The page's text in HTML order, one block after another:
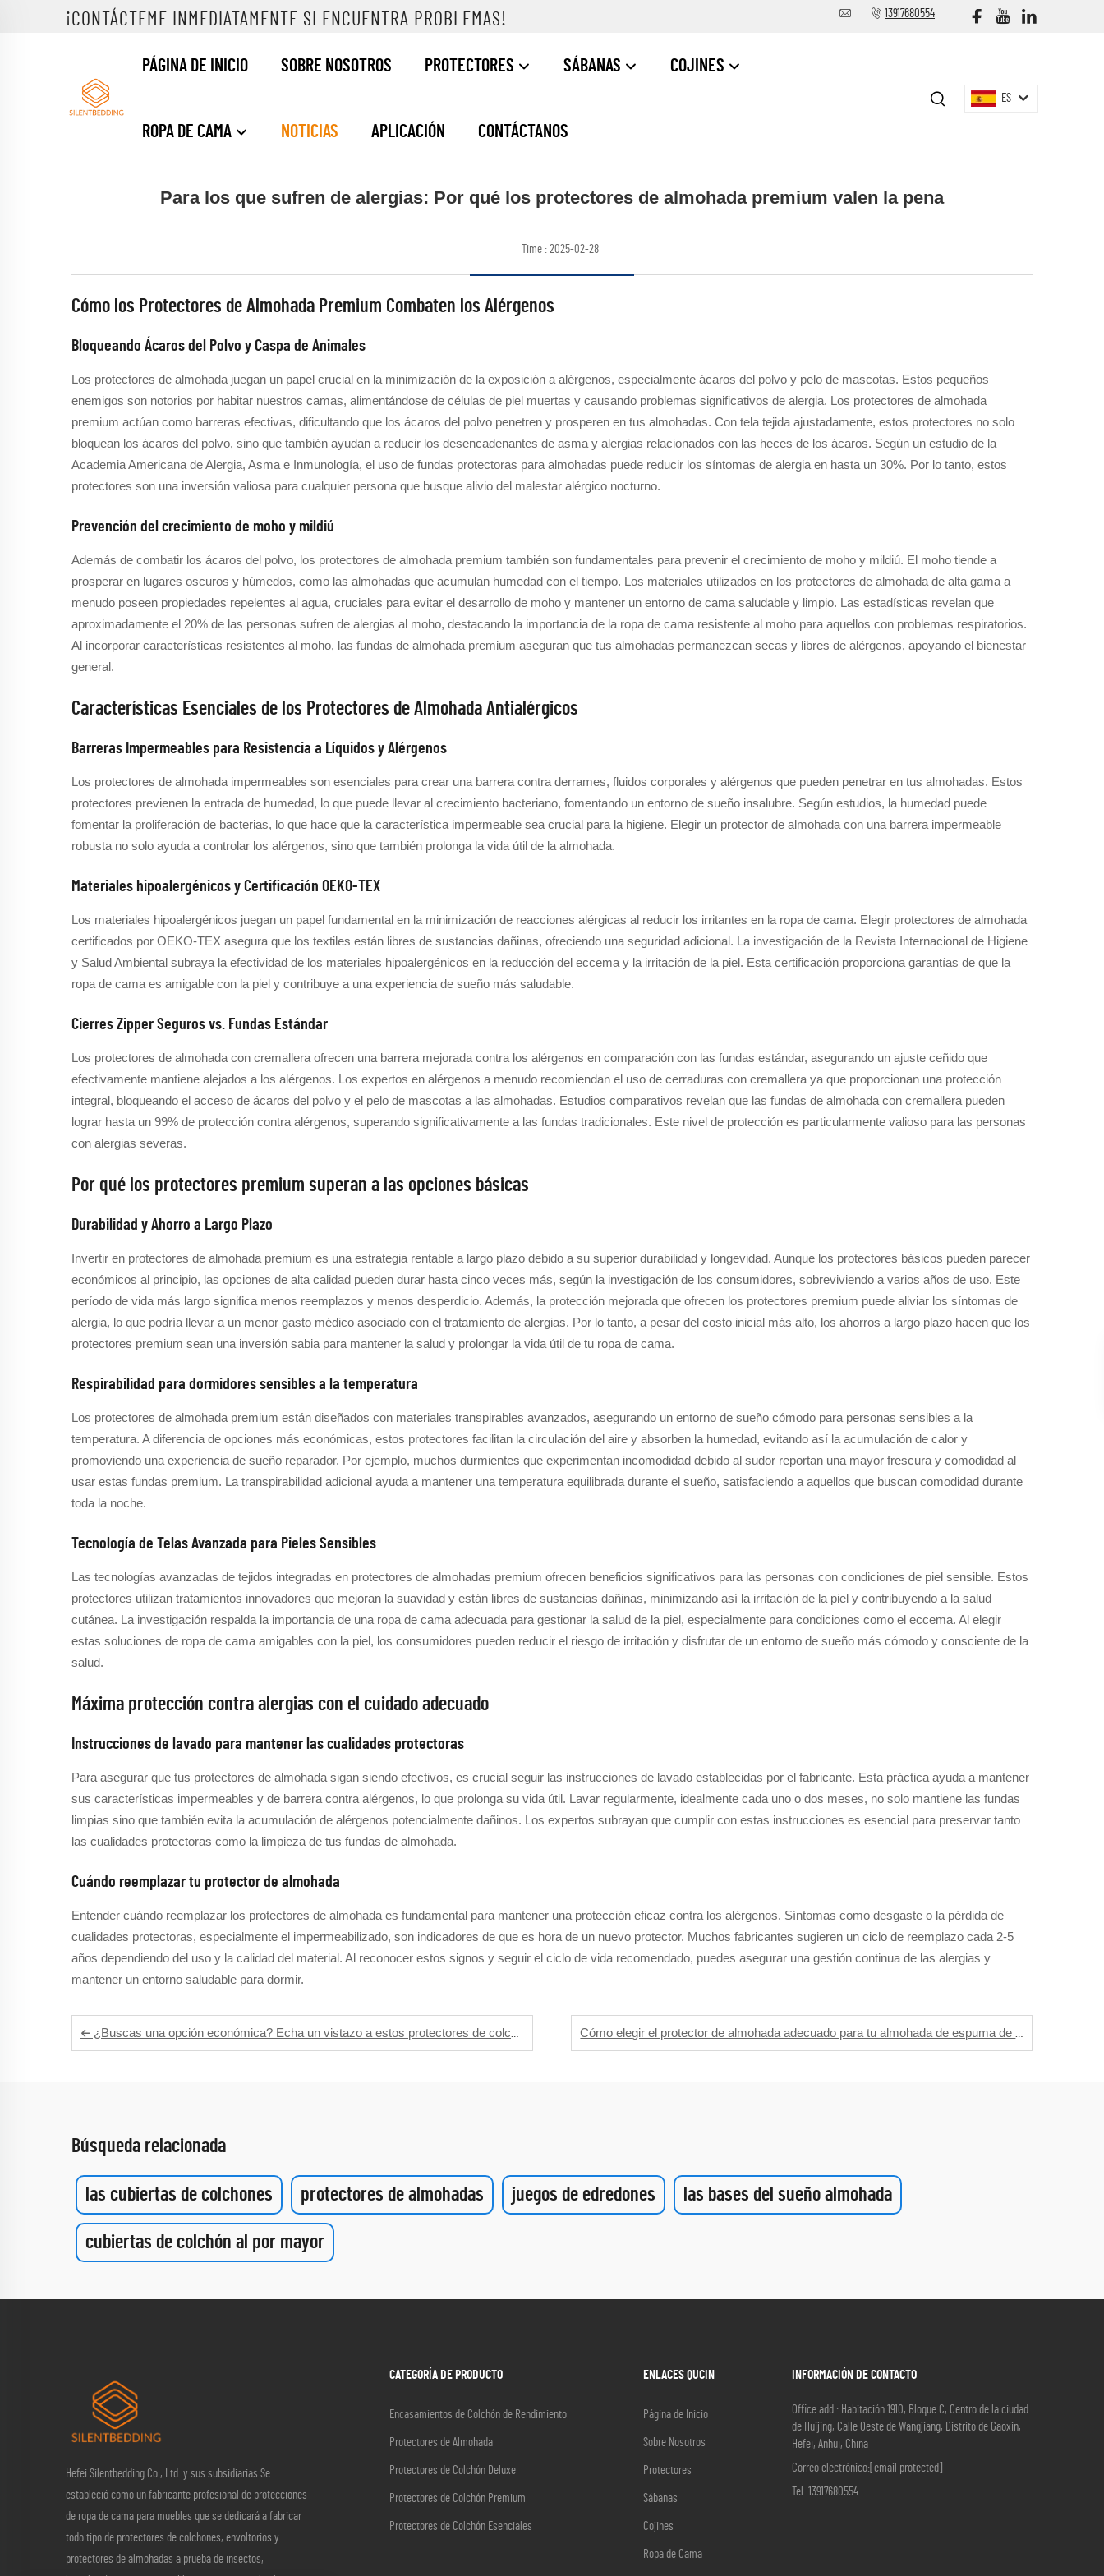
¡CONTÁCTEME INMEDIATAMENTE SI ENCUENTRA PROBLEMAS! 13917680554
PÁGINA DE INICIO SOBRE NOSOTROS PROTECTORES SÁBANAS COJINES
ROPA DE CAMA NOTICIAS APLICACIÓN CONTÁCTANOS
ES
Para los que sufren de alergias: Por qué los protectores de almohada premium valen la pena
Time : 2025-02-28
Cómo los Protectores de Almohada Premium Combaten los Alérgenos
Bloqueando Ácaros del Polvo y Caspa de Animales
Los protectores de almohada juegan un papel crucial en la minimización de la exposición a alérgenos, especialmente ácaros del polvo y pelo de mascotas. Estos pequeños
enemigos son notorios por habitar nuestros camas, alimentándose de células de piel muertas y causando problemas significativos de alergia. Los protectores de almohada
premium actúan como barreras efectivas, dificultando que los ácaros del polvo penetren y prosperen en tus almohadas. Con tela tejida ajustadamente, estos protectores no solo
bloquean los ácaros del polvo, sino que también ayudan a reducir los desencadenantes de asma y alergias relacionados con las heces de los ácaros. Según un estudio de la
Academia Americana de Alergia, Asma e Inmunología, el uso de fundas protectoras para almohadas puede reducir los síntomas de alergia en hasta un 30%. Por lo tanto, estos
protectores son una inversión valiosa para cualquier persona que busque alivio del malestar alérgico nocturno.
Prevención del crecimiento de moho y mildiú
Además de combatir los ácaros del polvo, los protectores de almohada premium también son fundamentales para prevenir el crecimiento de moho y mildiú. El moho tiende a
prosperar en lugares oscuros y húmedos, como las almohadas que acumulan humedad con el tiempo. Los materiales utilizados en los protectores de almohada de alta gama a
menudo poseen propiedades repelentes al agua, cruciales para evitar el desarrollo de moho y mantener un entorno de cama saludable y limpio. Las estadísticas revelan que
aproximadamente el 20% de las personas sufren de alergias al moho, destacando la importancia de la ropa de cama resistente al moho para aquellos con problemas respiratorios.
Al incorporar características resistentes al moho, las fundas de almohada premium aseguran que tus almohadas permanezcan secas y libres de alérgenos, apoyando el bienestar
general.
Características Esenciales de los Protectores de Almohada Antialérgicos
Barreras Impermeables para Resistencia a Líquidos y Alérgenos
Los protectores de almohada impermeables son esenciales para crear una barrera contra derrames, fluidos corporales y alérgenos que pueden penetrar en tus almohadas. Estos
protectores previenen la entrada de humedad, lo que puede llevar al crecimiento bacteriano, fomentando un entorno de sueño insalubre. Según estudios, la humedad puede
fomentar la proliferación de bacterias, lo que hace que la característica impermeable sea crucial para la higiene. Elegir un protector de almohada con una barrera impermeable
robusta no solo ayuda a controlar los alérgenos, sino que también prolonga la vida útil de la almohada.
Materiales hipoalergénicos y Certificación OEKO-TEX
Los materiales hipoalergénicos juegan un papel fundamental en la minimización de reacciones alérgicas al reducir los irritantes en la ropa de cama. Elegir protectores de almohada
certificados por OEKO-TEX asegura que los textiles están libres de sustancias dañinas, ofreciendo una seguridad adicional. La investigación de la Revista Internacional de Higiene
y Salud Ambiental subraya la efectividad de los materiales hipoalergénicos en la reducción del eccema y la irritación de la piel. Esta certificación proporciona garantías de que la
ropa de cama es amigable con la piel y contribuye a una experiencia de sueño más saludable.
Cierres Zipper Seguros vs. Fundas Estándar
Los protectores de almohada con cremallera ofrecen una barrera mejorada contra los alérgenos en comparación con las fundas estándar, asegurando un ajuste ceñido que
efectivamente mantiene alejados a los alérgenos. Los expertos en alérgenos a menudo recomiendan el uso de cerraduras con cremallera ya que proporcionan una protección
integral, bloqueando el acceso de ácaros del polvo y el pelo de mascotas a las almohadas. Estudios comparativos revelan que las fundas de almohada con cremallera pueden
lograr hasta un 99% de protección contra alérgenos, superando significativamente a las fundas tradicionales. Este nivel de protección es particularmente valioso para las personas
con alergias severas.
Por qué los protectores premium superan a las opciones básicas
Durabilidad y Ahorro a Largo Plazo
Invertir en protectores de almohada premium es una estrategia rentable a largo plazo debido a su superior durabilidad y longevidad. Aunque los protectores básicos pueden parecer
económicos al principio, las opciones de alta calidad pueden durar hasta cinco veces más, según la investigación de los consumidores, sobreviviendo a varios años de uso. Este
período de vida más largo significa menos reemplazos y menos desperdicio. Además, la protección mejorada que ofrecen los protectores premium puede aliviar los síntomas de
alergia, lo que podría llevar a un menor gasto médico asociado con el tratamiento de alergias. Por lo tanto, a pesar del costo inicial más alto, los ahorros a largo plazo hacen que los
protectores premium sean una inversión sabia para mantener la salud y prolongar la vida útil de tu ropa de cama.
Respirabilidad para dormidores sensibles a la temperatura
Los protectores de almohada premium están diseñados con materiales transpirables avanzados, asegurando un entorno de sueño cómodo para personas sensibles a la
temperatura. A diferencia de opciones más económicas, estos protectores facilitan la circulación del aire y absorben la humedad, evitando así la acumulación de calor y
promoviendo una experiencia de sueño reparador. Por ejemplo, muchos durmientes que experimentan incomodidad debido al sudor reportan una mayor frescura y comodidad al
usar estas fundas premium. La transpirabilidad adicional ayuda a mantener una temperatura equilibrada durante el sueño, satisfaciendo a aquellos que buscan comodidad durante
toda la noche.
Tecnología de Telas Avanzada para Pieles Sensibles
Las tecnologías avanzadas de tejidos integradas en protectores de almohadas premium ofrecen beneficios significativos para las personas con condiciones de piel sensible. Estos
protectores utilizan tratamientos innovadores que mejoran la suavidad y están libres de sustancias dañinas, minimizando así la irritación de la piel y contribuyendo a la salud
cutánea. La investigación respalda la importancia de una ropa de cama adecuada para gestionar la salud de la piel, especialmente para condiciones como el eccema. Al elegir
estas soluciones de ropa de cama amigables con la piel, los consumidores pueden reducir el riesgo de irritación y disfrutar de un entorno de sueño más cómodo y consciente de la
salud.
Máxima protección contra alergias con el cuidado adecuado
Instrucciones de lavado para mantener las cualidades protectoras
Para asegurar que tus protectores de almohada sigan siendo efectivos, es crucial seguir las instrucciones de lavado establecidas por el fabricante. Esta práctica ayuda a mantener
sus características impermeables y de barrera contra alérgenos, lo que prolonga su vida útil. Lavar regularmente, idealmente cada uno o dos meses, no solo mantiene las fundas
limpias sino que también evita la acumulación de alérgenos potencialmente dañinos. Los expertos subrayan que cumplir con estas instrucciones es esencial para preservar tanto
las cualidades protectoras como la limpieza de tus fundas de almohada.
Cuándo reemplazar tu protector de almohada
Entender cuándo reemplazar los protectores de almohada es fundamental para mantener una protección eficaz contra los alérgenos. Síntomas como desgaste o la pérdida de
cualidades protectoras, especialmente el impermeabilizado, son indicadores de que es hora de un nuevo protector. Muchos fabricantes sugieren un ciclo de reemplazo cada 2-5
años dependiendo del uso y la calidad del material. Al reconocer estos signos y seguir el ciclo de vida recomendado, puedes asegurar una gestión continua de las alergias y
mantener un entorno saludable para dormir.
¿Buscas una opción económica? Echa un vistazo a estos protectores de colchón esenciales Cómo elegir el protector de almohada adecuado para tu almohada de espuma de memoria
Búsqueda relacionada
las cubiertas de colchones protectores de almohadas juegos de edredones las bases del sueño almohada
cubiertas de colchón al por mayor
Hefei Silentbedding Co., Ltd. y sus subsidiarias Se
estableció como un fabricante profesional de protecciones
de ropa de cama para muebles que se dedicará a fabricar
todo tipo de protectores de colchones, envoltorios y
protectores de almohadas a prueba de insectos,
CATEGORÍA DE PRODUCTO
Encasamientos de Colchón de Rendimiento
Protectores de Almohada
Protectores de Colchón Deluxe
Protectores de Colchón Premium
Protectores de Colchón Esenciales
ENLACES QUCIN
Página de Inicio
Sobre Nosotros
Protectores
Sábanas
Cojines
Ropa de Cama
INFORMACIÓN DE CONTACTO
Office add : Habitación 1910, Bloque C, Centro de la ciudad
de Huijing, Calle Oeste de Wangjiang, Distrito de Gaoxin,
Hefei, Anhui, China
Correo electrónico:[email protected]
Tel.:13917680554